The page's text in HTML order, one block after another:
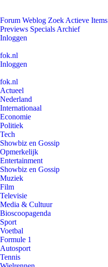
Forum Weblog Zoek Actieve Items
Previews Specials Archief
Inloggen
fok.nl
Inloggen
fok.nl
Actueel
Nederland
Internationaal
Economie
Politiek
Tech
Showbiz en Gossip
Opmerkelijk
Entertainment
Showbiz en Gossip
Muziek
Film
Televisie
Media & Cultuur
Bioscoopagenda
Sport
Voetbal
Formule 1
Autosport
Tennis